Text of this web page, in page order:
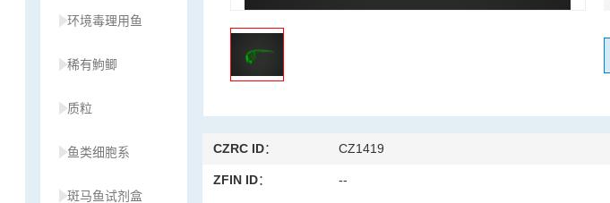
环境毒理用鱼
稀有鮈鲫
质粒
鱼类细胞系
斑马鱼试剂盒
CZRC ID： CZ1419
ZFIN ID： --